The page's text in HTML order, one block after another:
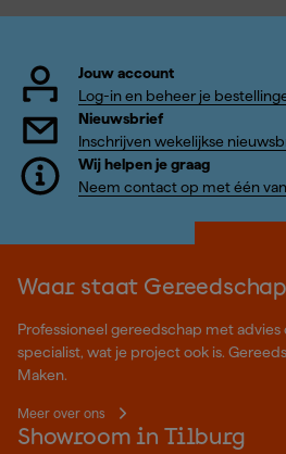
Jouw account
Log-in en beheer je
Nieuwsbrief
Inschrijven wekelijkse
Wij helpen je graag
Neem contact op met één
Waar staat
Professioneel gereedschap met
specialist, wat je project ook is.
Maken.
Meer over ons
Showroom in Tilburg